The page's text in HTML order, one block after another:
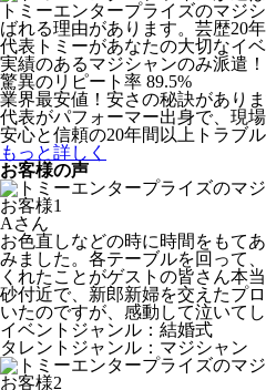
トミーエンタープライズのマジ
ばれる理由があります。芸歴20
代表トミーがあなたの大切なイ
実績のあるマジシャンのみ派遣！
驚異のリピート率 89.5%
業界最安値！安さの秘訣があり
代表がパフォーマー出身で、現
安心と信頼の20年間以上トラブル
もっと詳しく
お客様の声
Aさん
お色直しなどの時に時間をもて
みました。各テーブルを回って
くれたことがゲストの皆さん本
砂付近で、新郎新婦を交えたプ
いたのですが、感動して泣いてし
イベントジャンル：結婚式
タレントジャンル：マジシャン